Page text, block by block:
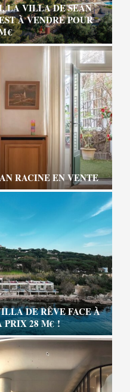
LA VILLA DE SEAN
À VENDRE POUR
€
RACINE EN VENTE
DE RÊVE FACE À
PRIX 28 M€ !